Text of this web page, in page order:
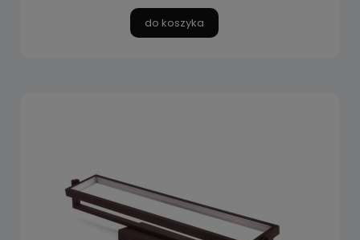
do koszyka